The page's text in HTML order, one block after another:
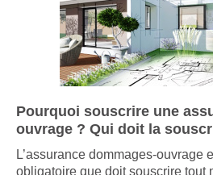
Pourquoi souscrire une
ouvrage ? Qui doit la
L’assurance dommages-ouvrage